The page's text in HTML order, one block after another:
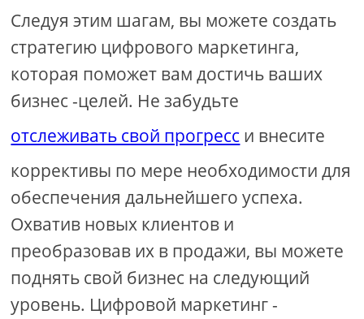
Следуя этим шагам, вы можете создать
стратегию цифрового маркетинга,
которая поможет вам достичь ваших
бизнес -целей. Не забудьте
отслеживать свой прогресс и внесите
коррективы по мере необходимости для
обеспечения дальнейшего успеха.
Охватив новых клиентов и
преобразовав их в продажи, вы можете
поднять свой бизнес на следующий
уровень. Цифровой маркетинг -